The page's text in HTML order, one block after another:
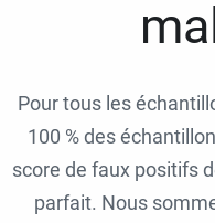
Pour tous les
100 % des
score de faux positifs
parfait. Nous